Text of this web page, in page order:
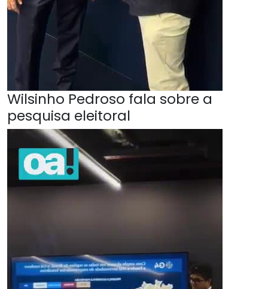
Wilsinho Pedroso fala sobre a
pesquisa eleitoral